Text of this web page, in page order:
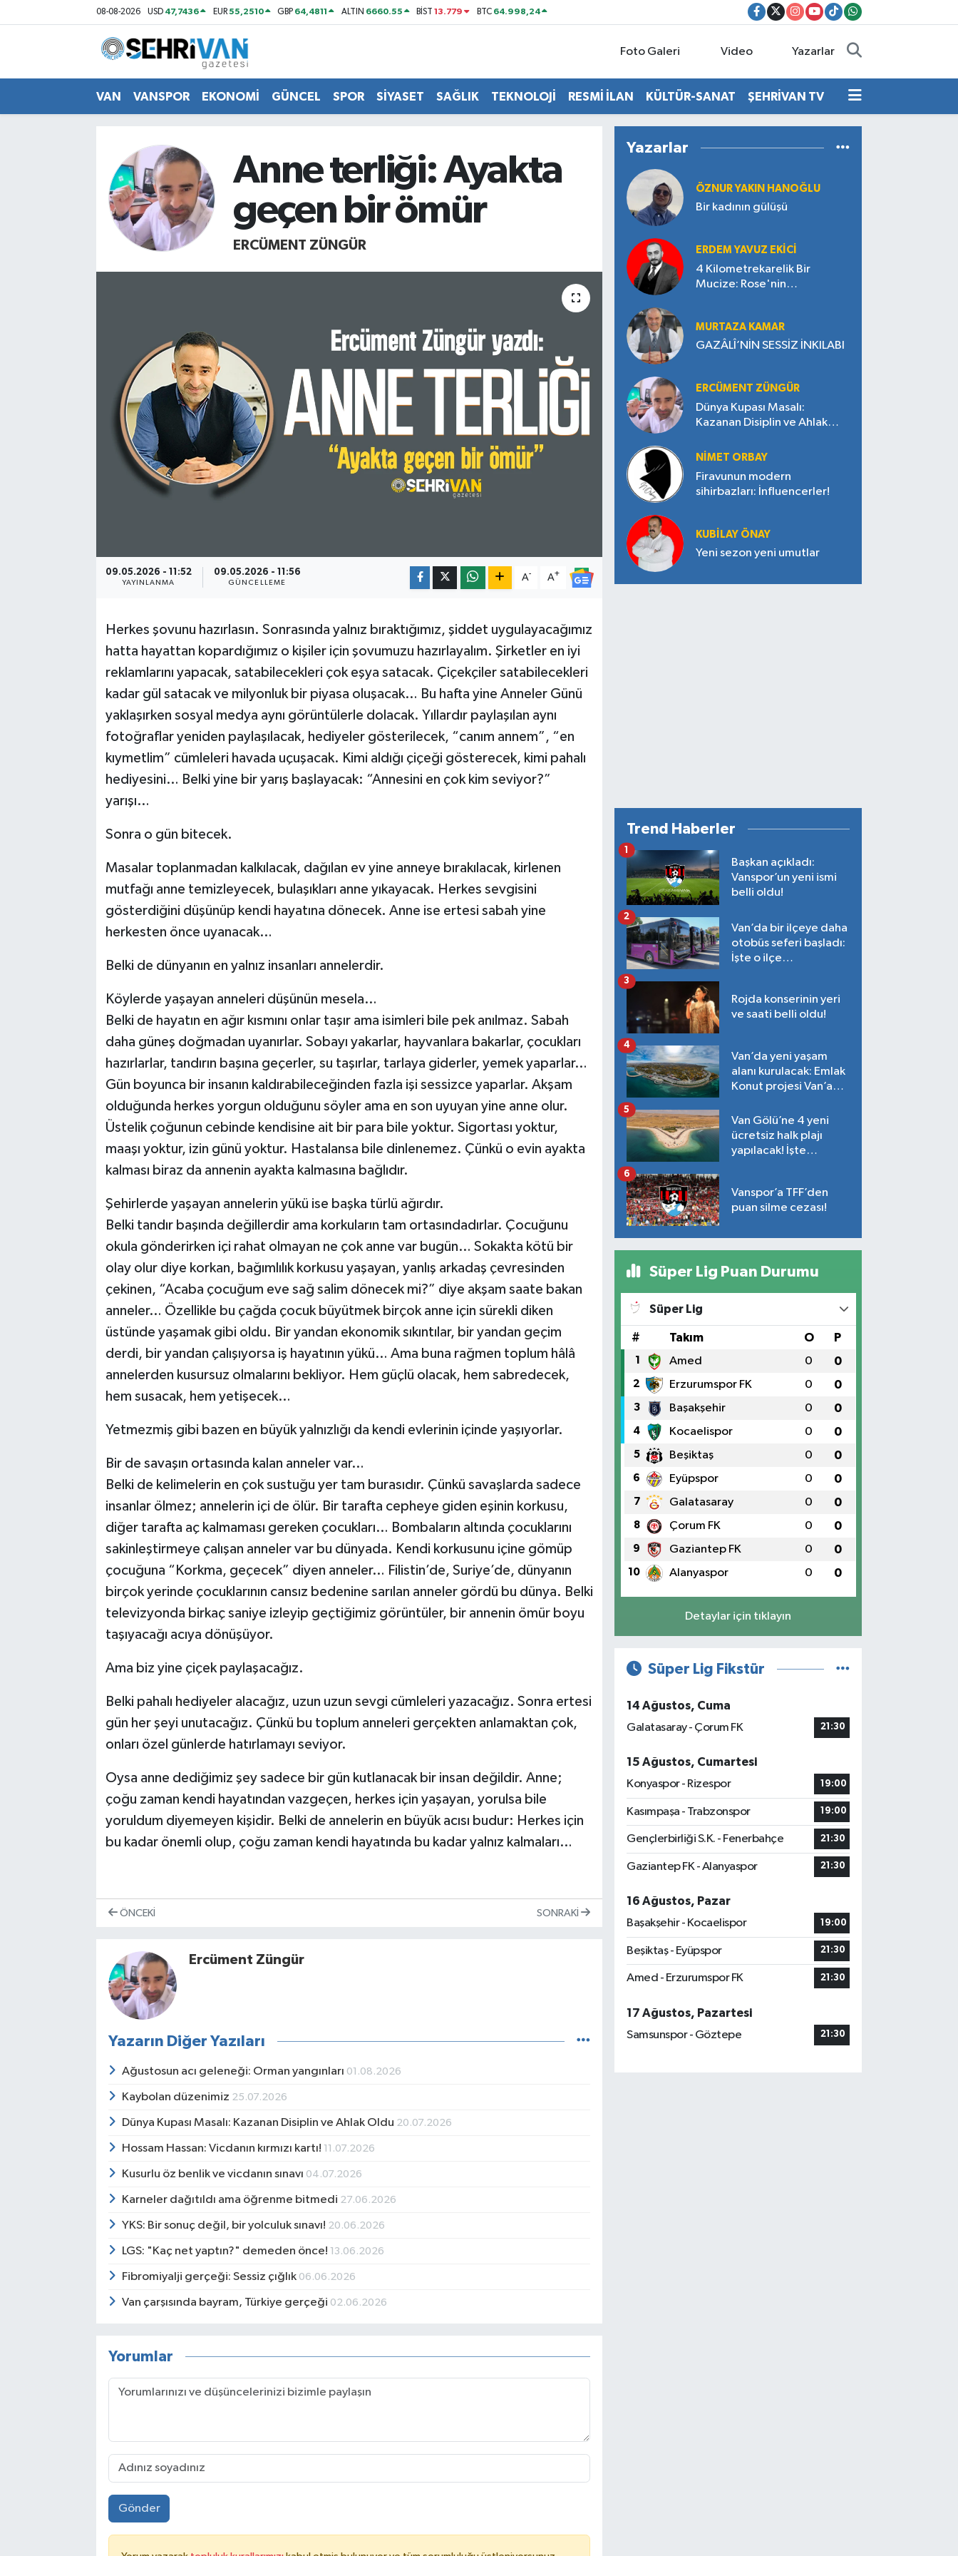
08-08-2026 USD 47,7436 EUR55,2510 GBP 64,4811 ALTIN 6660.55 BİST13.779 BTC 64.998,24
Foto Galeri Video Yazarlar
VAN VANSPOR EKONOMİ GÜNCEL SPOR SİYASET SAĞLIK TEKNOLOJİ RESMİ İLAN KÜLTÜR-SANAT ŞEHRİVAN TV
Anne terliği: Ayakta
geçen bir ömür
ERCÜMENT ZÜNGÜR
09.05.2026 - 11:52
YAYINLANMA
09.05.2026 - 11:56
GÜNCELLEME
A- A+
Herkes şovunu hazırlasın. Sonrasında yalnız bıraktığımız, şiddet uygulayacağımız
hatta hayattan kopardığımız o kişiler için şovumuzu hazırlayalım. Şirketler en iyi
reklamlarını yapacak, satabilecekleri çok eşya satacak. Çiçekçiler satabilecekleri
kadar gül satacak ve milyonluk bir piyasa oluşacak… Bu hafta yine Anneler Günü
yaklaşırken sosyal medya aynı görüntülerle dolacak. Yıllardır paylaşılan aynı
fotoğraflar yeniden paylaşılacak, hediyeler gösterilecek, “canım annem”, “en
kıymetlim” cümleleri havada uçuşacak. Kimi aldığı çiçeği gösterecek, kimi pahalı
hediyesini… Belki yine bir yarış başlayacak: “Annesini en çok kim seviyor?”
yarışı…
Sonra o gün bitecek.
Masalar toplanmadan kalkılacak, dağılan ev yine anneye bırakılacak, kirlenen
mutfağı anne temizleyecek, bulaşıkları anne yıkayacak. Herkes sevgisini
gösterdiğini düşünüp kendi hayatına dönecek. Anne ise ertesi sabah yine
herkesten önce uyanacak…
Belki de dünyanın en yalnız insanları annelerdir.
Köylerde yaşayan anneleri düşünün mesela…
Belki de hayatın en ağır kısmını onlar taşır ama isimleri bile pek anılmaz. Sabah
daha güneş doğmadan uyanırlar. Sobayı yakarlar, hayvanlara bakarlar, çocukları
hazırlarlar, tandırın başına geçerler, su taşırlar, tarlaya giderler, yemek yaparlar…
Gün boyunca bir insanın kaldırabileceğinden fazla işi sessizce yaparlar. Akşam
olduğunda herkes yorgun olduğunu söyler ama en son uyuyan yine anne olur.
Üstelik çoğunun cebinde kendisine ait bir para bile yoktur. Sigortası yoktur,
maaşı yoktur, izin günü yoktur. Hastalansa bile dinlenemez. Çünkü o evin ayakta
kalması biraz da annenin ayakta kalmasına bağlıdır.
Şehirlerde yaşayan annelerin yükü ise başka türlü ağırdır.
Belki tandır başında değillerdir ama korkuların tam ortasındadırlar. Çocuğunu
okula gönderirken içi rahat olmayan ne çok anne var bugün… Sokakta kötü bir
olay olur diye korkan, bağımlılık korkusu yaşayan, yanlış arkadaş çevresinden
çekinen, “Acaba çocuğum eve sağ salim dönecek mi?” diye akşam saate bakan
anneler… Özellikle bu çağda çocuk büyütmek birçok anne için sürekli diken
üstünde yaşamak gibi oldu. Bir yandan ekonomik sıkıntılar, bir yandan geçim
derdi, bir yandan çalışıyorsa iş hayatının yükü… Ama buna rağmen toplum hâlâ
annelerden kusursuz olmalarını bekliyor. Hem güçlü olacak, hem sabredecek,
hem susacak, hem yetişecek…
Yetmezmiş gibi bazen en büyük yalnızlığı da kendi evlerinin içinde yaşıyorlar.
Bir de savaşın ortasında kalan anneler var…
Belki de kelimelerin en çok sustuğu yer tam burasıdır. Çünkü savaşlarda sadece
insanlar ölmez; annelerin içi de ölür. Bir tarafta cepheye giden eşinin korkusu,
diğer tarafta aç kalmaması gereken çocukları… Bombaların altında çocuklarını
sakinleştirmeye çalışan anneler var bu dünyada. Kendi korkusunu içine gömüp
çocuğuna “Korkma, geçecek” diyen anneler… Filistin’de, Suriye’de, dünyanın
birçok yerinde çocuklarının cansız bedenine sarılan anneler gördü bu dünya. Belki
televizyonda birkaç saniye izleyip geçtiğimiz görüntüler, bir annenin ömür boyu
taşıyacağı acıya dönüşüyor.
Ama biz yine çiçek paylaşacağız.
Belki pahalı hediyeler alacağız, uzun uzun sevgi cümleleri yazacağız. Sonra ertesi
gün her şeyi unutacağız. Çünkü bu toplum anneleri gerçekten anlamaktan çok,
onları özel günlerde hatırlamayı seviyor.
Oysa anne dediğimiz şey sadece bir gün kutlanacak bir insan değildir. Anne;
çoğu zaman kendi hayatından vazgeçen, herkes için yaşayan, yorulsa bile
yoruldum diyemeyen kişidir. Belki de annelerin en büyük acısı budur: Herkes için
bu kadar önemli olup, çoğu zaman kendi hayatında bu kadar yalnız kalmaları…
ÖNCEKI SONRAKI
Ercüment Züngür
Yazarın Diğer Yazıları
Ağustosun acı geleneği: Orman yangınları 01.08.2026
Kaybolan düzenimiz 25.07.2026
Dünya Kupası Masalı: Kazanan Disiplin ve Ahlak Oldu 20.07.2026
Hossam Hassan: Vicdanın kırmızı kartı! 11.07.2026
Kusurlu öz benlik ve vicdanın sınavı 04.07.2026
Karneler dağıtıldı ama öğrenme bitmedi 27.06.2026
YKS: Bir sonuç değil, bir yolculuk sınavı! 20.06.2026
LGS: "Kaç net yaptın?" demeden önce! 13.06.2026
Fibromiyalji gerçeği: Sessiz çığlık 06.06.2026
Van çarşısında bayram, Türkiye gerçeği 02.06.2026
Yorumlar
Gönder
Yazarlar
ÖZNUR YAKIN HANOĞLU
Bir kadının gülüşü
ERDEM YAVUZ EKICI
4 Kilometrekarelik Bir
Mucize: Rose'nin
MURTAZA KAMAR
GAZÂLÎ’NİN SESSİZ İNKILABI
ERCÜMENT ZÜNGÜR
Dünya Kupası Masalı:
Kazanan Disiplin ve Ahlak
NIMET ORBAY
Firavunun modern
sihirbazları: İnfluencerler!
KUBILAY ÖNAY
Yeni sezon yeni umutlar
Trend Haberler
Başkan açıkladı:
Vanspor’un yeni ismi
belli oldu!
1
Van’da bir ilçeye daha
otobüs seferi başladı:
İşte o ilçe…
2
Rojda konserinin yeri
ve saati belli oldu!
3
Van’da yeni yaşam
alanı kurulacak: Emlak
Konut projesi Van’a
4
Van Gölü’ne 4 yeni
ücretsiz halk plajı
yapılacak! İşte
5
Vanspor’a TFF’den
puan silme cezası!
6
Süper Lig Puan Durumu
Süper Lig
# Takım O P
1 Amed 0 0
2 Erzurumspor FK 0 0
3 Başakşehir 0 0
4 Kocaelispor 0 0
5 Beşiktaş 0 0
6 Eyüpspor 0 0
7 Galatasaray 0 0
8 Çorum FK 0 0
9 Gaziantep FK 0 0
10 Alanyaspor 0 0
Detaylar için tıklayın
Süper Lig Fikstür
14 Ağustos, Cuma
Galatasaray - Çorum FK
21:30
15 Ağustos, Cumartesi
Konyaspor - Rizespor
19:00
Kasımpaşa - Trabzonspor 19:00
Gençlerbirliği S.K. - Fenerbahçe 21:30
Gaziantep FK - Alanyaspor 21:30
16 Ağustos, Pazar
Başakşehir - Kocaelispor
19:00
Beşiktaş - Eyüpspor 21:30
Amed - Erzurumspor FK 21:30
17 Ağustos, Pazartesi
Samsunspor - Göztepe
21:30
Van Nöbetçi Eczaneler
Van Hava Durumu
Van Trafik Yoğunluk Haritası
Süper Lig Puan Durumu ve Fikstür
Tüm Manşetler
Son Dakika Haberleri